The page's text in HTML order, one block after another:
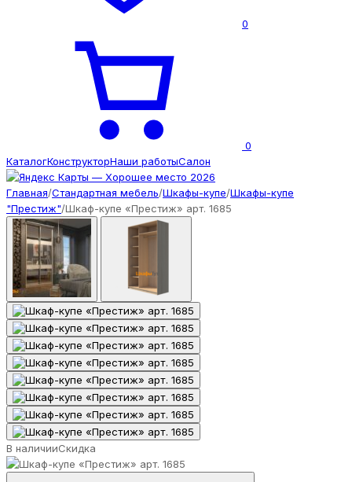
0
0
КаталогКонструкторНаши работыСалон
Главная/Стандартная мебель/Шкафы-купе/Шкафы-купе
"Престиж"/Шкаф-купе «Престиж» арт. 1685
В наличииСкидка